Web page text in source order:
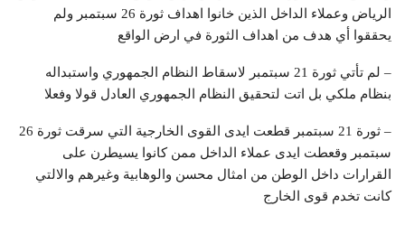
الرياض وعملاء الداخل الذين خانوا اهداف ثورة 26 سبتمبر ولم
يحققوا أي هدف من اهداف الثورة في ارض الواقع
– لم تأتي ثورة 21 سبتمبر لاسقاط النظام الجمهوري واستبداله
بنظام ملكي بل اتت لتحقيق النظام الجمهوري العادل قولا وفعلا
– ثورة 21 سبتمبر قطعت ايدى القوى الخارجية التي سرقت ثورة 26
سبتمبر وقعطت ايدى عملاء الداخل ممن كانوا يسيطرن على
القرارات داخل الوطن من امثال محسن والوهابية وغيرهم والالتي
كانت تخدم قوى الخارج